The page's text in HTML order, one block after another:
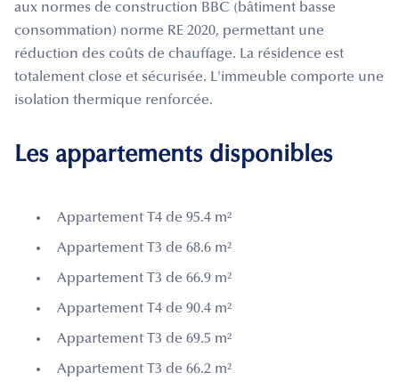
aux normes de construction BBC (bâtiment basse
consommation) norme RE 2020, permettant une
réduction des coûts de chauffage. La résidence est
totalement close et sécurisée. L'immeuble comporte une
isolation thermique renforcée.
Les appartements disponibles
Appartement T4 de 95.4 m²
Appartement T3 de 68.6 m²
Appartement T3 de 66.9 m²
Appartement T4 de 90.4 m²
Appartement T3 de 69.5 m²
Appartement T3 de 66.2 m²